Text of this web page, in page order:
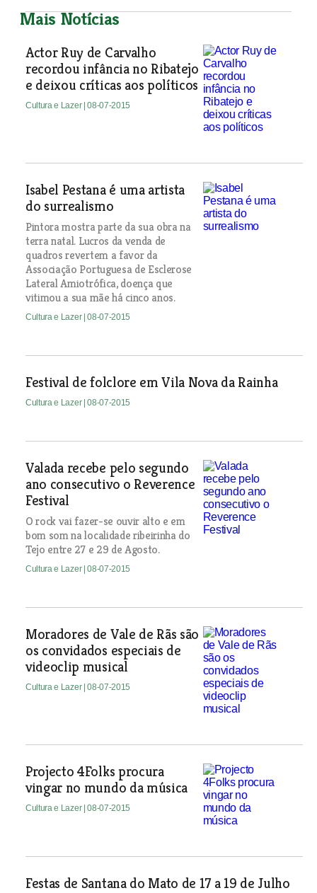
Mais Notícias
Actor Ruy de Carvalho
recordou infância no Ribatejo
e deixou críticas aos políticos
Cultura e Lazer | 08-07-2015
Isabel Pestana é uma artista
do surrealismo
Pintora mostra parte da sua obra na
terra natal. Lucros da venda de
quadros revertem a favor da
Associação Portuguesa de Esclerose
Lateral Amiotrófica, doença que
vitimou a sua mãe há cinco anos.
Cultura e Lazer | 08-07-2015
Festival de folclore em Vila Nova da Rainha
Cultura e Lazer | 08-07-2015
Valada recebe pelo segundo
ano consecutivo o Reverence
Festival
O rock vai fazer-se ouvir alto e em
bom som na localidade ribeirinha do
Tejo entre 27 e 29 de Agosto.
Cultura e Lazer | 08-07-2015
Moradores de Vale de Rãs são
os convidados especiais de
videoclip musical
Cultura e Lazer | 08-07-2015
Projecto 4Folks procura
vingar no mundo da música
Cultura e Lazer | 08-07-2015
Festas de Santana do Mato de 17 a 19 de Julho